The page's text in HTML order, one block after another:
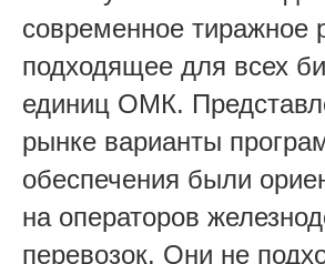
современное тиражное
подходящее для всех
единиц ОМК.
рынке варианты
обеспечения были
на операторов
перевозок. Они не